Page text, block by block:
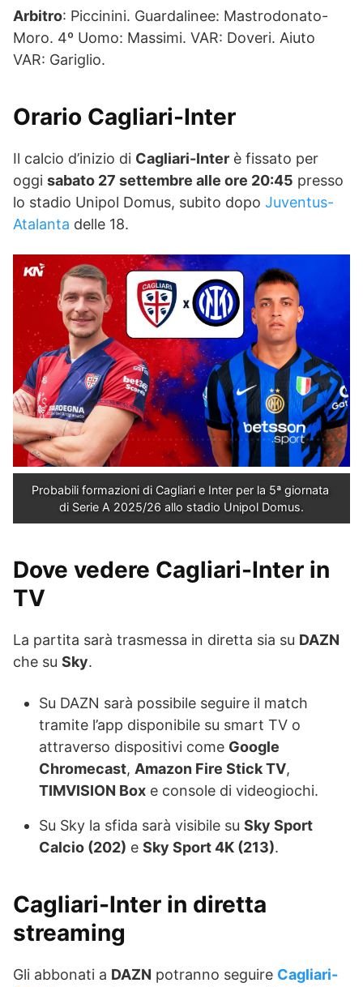
Arbitro: Piccinini. Guardalinee: Mastrodonato-
Moro. 4º Uomo: Massimi. VAR: Doveri. Aiuto
VAR: Gariglio.
Orario Cagliari-Inter
Il calcio d’inizio di Cagliari-Inter è fissato per
oggi sabato 27 settembre alle ore 20:45 presso
lo stadio Unipol Domus, subito dopo Juventus-
Atalanta delle 18.
Probabili formazioni di Cagliari e Inter per la 5ª giornata
di Serie A 2025/26 allo stadio Unipol Domus.
Dove vedere Cagliari-Inter in
TV
La partita sarà trasmessa in diretta sia su DAZN
che su Sky.
Su DAZN sarà possibile seguire il match
tramite l’app disponibile su smart TV o
attraverso dispositivi come Google
Chromecast, Amazon Fire Stick TV,
TIMVISION Box e console di videogiochi.
Su Sky la sfida sarà visibile su Sky Sport
Calcio (202) e Sky Sport 4K (213).
Cagliari-Inter in diretta
streaming
Gli abbonati a DAZN potranno seguire Cagliari-